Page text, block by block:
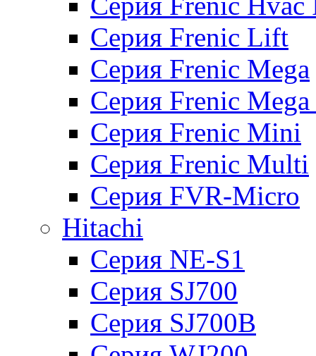
Серия Frenic Lift
Серия Frenic Mega
Серия Frenic Mega
Серия Frenic Mini
Серия Frenic Multi
Серия FVR-Micro
Hitachi
Серия NE-S1
Серия SJ700
Серия SJ700B